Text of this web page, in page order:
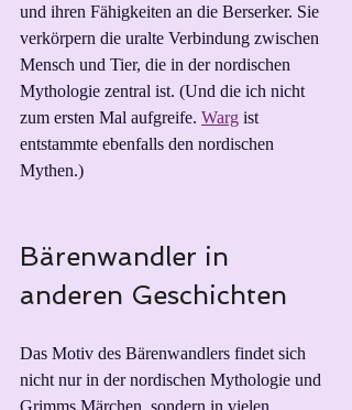
und ihren Fähigkeiten an die Berserker. Sie
verkörpern die uralte Verbindung zwischen
Mensch und Tier, die in der nordischen
Mythologie zentral ist. (Und die ich nicht
zum ersten Mal aufgreife. Warg ist
entstammte ebenfalls den nordischen
Mythen.)
Bärenwandler in
anderen Geschichten
Das Motiv des Bärenwandlers findet sich
nicht nur in der nordischen Mythologie und
Grimms Märchen, sondern in vielen